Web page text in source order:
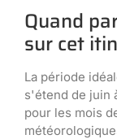
Quand
sur cet
La période
s'étend de juin
pour les mois